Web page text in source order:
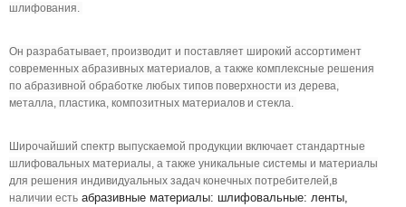
шлифования.
Он разрабатывает, производит и поставляет широкий ассортимент
современных абразивных материалов, а также комплексные решения
по абразивной обработке любых типов поверхности из дерева,
металла, пластика, композитных материалов и стекла.
Широчайший спектр выпускаемой продукции включает стандартные
шлифовальных материалы, а также уникальные системы и материалы
для решения индивидуальных задач конечных потребителей,в
наличии есть абразивные материалы: шлифовальные: ленты,